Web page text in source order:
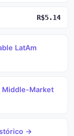
R$5.14
LatAm
Middle-Market
→